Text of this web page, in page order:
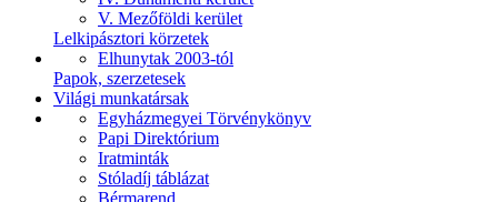
V. Mezőföldi kerület
Lelkipásztori körzetek
Elhunytak 2003-tól
Papok, szerzetesek
Világi munkatársak
Egyházmegyei Törvénykönyv
Papi Direktórium
Iratminták
Stóladíj táblázat
Bérmarend